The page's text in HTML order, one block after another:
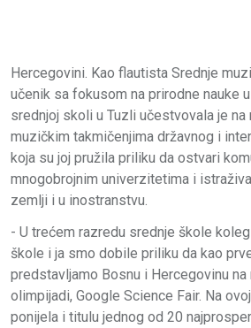
Hercegovini. Kao flautista Srednje
učenik sa fokusom na prirodne nauke
srednjoj skoli u Tuzli učestvovala je na
muzičkim takmičenjima državnog i
koja su joj pružila priliku da ostvari
mnogobrojnim univerzitetima i
zemlji i u inostranstvu.
- U trećem razredu srednje škole
škole i ja smo dobile priliku da kao
predstavljamo Bosnu i Hercegovinu na
olimpijadi, Google Science Fair. Na
ponijela i titulu jednog od 20